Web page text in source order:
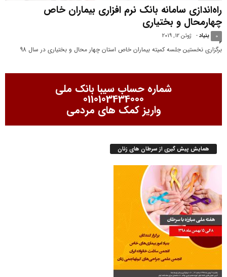
راه‌اندازی سامانه بانک نرم افزاری بیماران خاص
چهارمحال و بختیاری
بنیاد- ژوئن 12, 2019 0
برگزاری نخستین جلسه کمیته بیماران خاص استان چهار محال و بختیاری در سال 98
شماره حساب سیبا بانک ملی
0110103434000
واریز کمک های مردمی
همایش پیش گیری از سرطان های زنان